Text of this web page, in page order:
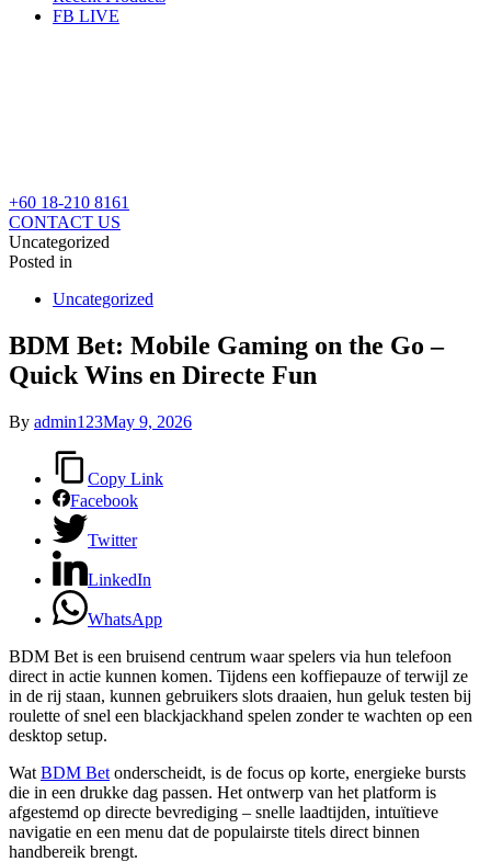
FB LIVE
+60 18-210 8161
CONTACT US
Uncategorized
Posted in
Uncategorized
BDM Bet: Mobile Gaming on the Go –
Quick Wins en Directe Fun
By admin123May 9, 2026
Copy Link
Facebook
Twitter
LinkedIn
WhatsApp
BDM Bet is een bruisend centrum waar spelers via hun telefoon
direct in actie kunnen komen. Tijdens een koffiepauze of terwijl ze
in de rij staan, kunnen gebruikers slots draaien, hun geluk testen bij
roulette of snel een blackjackhand spelen zonder te wachten op een
desktop setup.
Wat BDM Bet onderscheidt, is de focus op korte, energieke bursts
die in een drukke dag passen. Het ontwerp van het platform is
afgestemd op directe bevrediging – snelle laadtijden, intuïtieve
navigatie en een menu dat de populairste titels direct binnen
handbereik brengt.